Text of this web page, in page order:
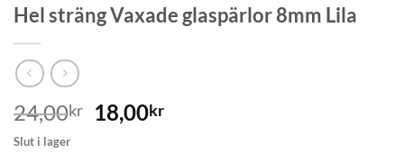
Hel sträng Vaxade glaspärlor 8mm Lila
24,00kr 18,00kr
Slut i lager